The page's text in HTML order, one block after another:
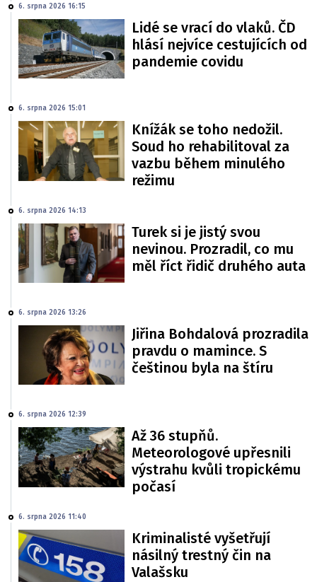
6. srpna 2026 16:15
Lidé se vrací do vlaků. ČD
hlásí nejvíce cestujících od
pandemie covidu
6. srpna 2026 15:01
Knížák se toho nedožil.
Soud ho rehabilitoval za
vazbu během minulého
režimu
6. srpna 2026 14:13
Turek si je jistý svou
nevinou. Prozradil, co mu
měl říct řidič druhého auta
6. srpna 2026 13:26
Jiřina Bohdalová prozradila
pravdu o mamince. S
češtinou byla na štíru
6. srpna 2026 12:39
Až 36 stupňů.
Meteorologové upřesnili
výstrahu kvůli tropickému
počasí
6. srpna 2026 11:40
Kriminalisté vyšetřují
násilný trestný čin na
Valašsku